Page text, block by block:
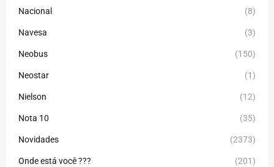
Nacional (8)
Navesa (3)
Neobus (150)
Neostar (1)
Nielson (12)
Nota 10 (35)
Novidades (2373)
Onde está você ??? (201)